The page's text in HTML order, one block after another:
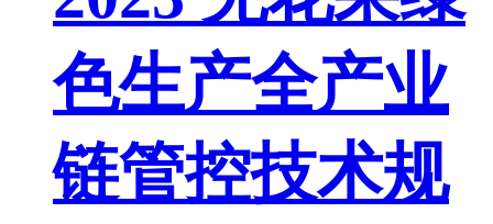
色生产全产业
链管控技术规